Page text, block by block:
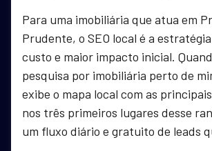
Para uma imobiliária que atua em
Prudente, o SEO local é a
custo e maior impacto inicial.
pesquisa por imobiliária perto de
exibe o mapa local com as
nos três primeiros lugares desse
um fluxo diário e gratuito de leads